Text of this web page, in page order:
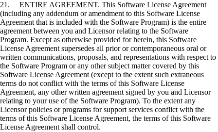
21. ENTIRE AGREEMENT. This Software License Agreement
(including any addendum or amendment to this Software License
Agreement that is included with the Software Program) is the entire
agreement between you and Licensor relating to the Software
Program. Except as otherwise provided for herein, this Software
License Agreement supersedes all prior or contemporaneous oral or
written communications, proposals, and representations with respect to
the Software Program or any other subject matter covered by this
Software License Agreement (except to the extent such extraneous
terms do not conflict with the terms of this Software License
Agreement, any other written agreement signed by you and Licensor
relating to your use of the Software Program). To the extent any
Licensor policies or programs for support services conflict with the
terms of this Software License Agreement, the terms of this Software
License Agreement shall control.